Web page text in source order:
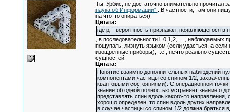
Ты, Урбис, не достаточно внимательно прочитал
наука об Информации".
. В частности, там они
на что-то опираться)
Цитата:
где pi- вероятность признака i, появляющегося в
, в последовательности i=0,1,2, ... , наблюдаемых
пощупать, лизнуть языком (если удасться, а если
изощренные приборы), т.е., нечто реально
сущностей
Цитата:
Понятие взаимно дополнительных наблюдений
компонентами частицы со спином 1/2,
квантовыми состояниями). С операционной
знание об одной полностью устраняет знание о
представлять спин вдоль какого-то
хорошо определен, то спин вдоль других
в случае частицы со спином 1/2 должна браться